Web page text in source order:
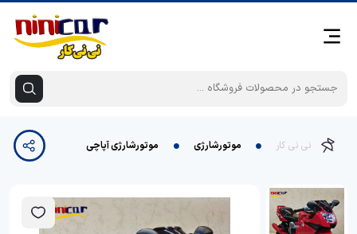
نی نی کار موتورشارژی موتورشارژی آپاچی